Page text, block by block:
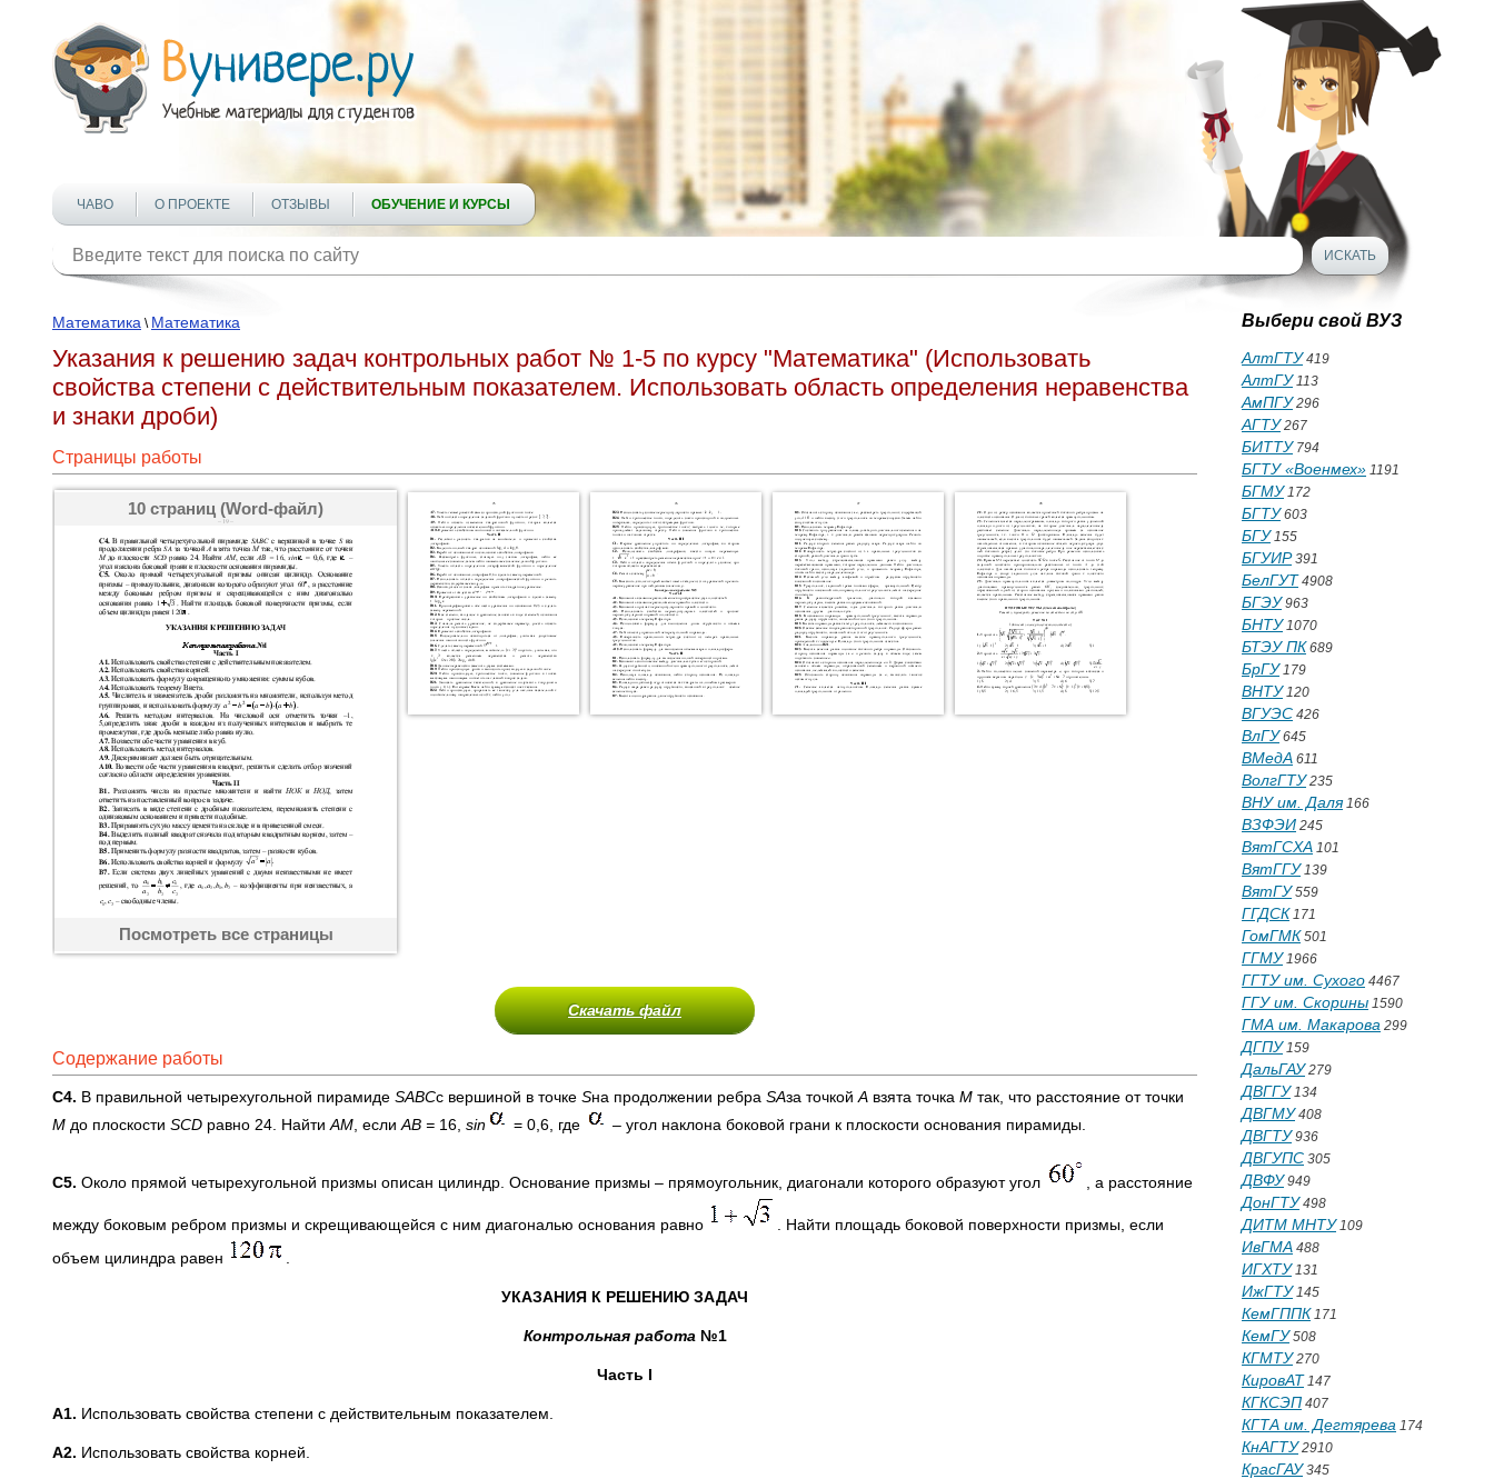
ЧАВО О ПРОЕКТЕ ОТЗЫВЫ ОБУЧЕНИЕ И КУРСЫ
Математика \ Математика
Указания к решению задач контрольных работ № 1-5 по курсу "Математика" (Использовать
свойства степени с действительным показателем. Использовать область определения неравенства
и знаки дроби)
Страницы работы
10 страниц (Word-файл)
Посмотреть все страницы
Скачать файл
Содержание работы
С4. В правильной четырехугольной пирамиде SABCс вершиной в точке Sна продолжении ребра SAза точкой А взята точка М так, что расстояние от точки
М до плоскости SCD равно 24. Найти АМ , если АВ = 16, sin = 0,6, где – угол наклона боковой грани к плоскости основания пирамиды.
С5. Около прямой четырехугольной призмы описан цилиндр. Основание призмы – прямоугольник, диагонали которого образуют угол , а расстояние
между боковым ребром призмы и скрещивающейся с ним диагональю основания равно
. Найти площадь боковой поверхности призмы, если
объем цилиндра равен
УКАЗАНИЯ К РЕШЕНИЮ ЗАДАЧ
Контрольная работа №1
Часть I
A1. Использовать свойства степени с действительным показателем.
A2. Использовать свойства корней.
Выбери свой ВУЗ
АлтГТУ419
АлтГУ113
АмПГУ296
АГТУ267
БИТТУ794
БГТУ «Военмех» 1191
БГМУ172
БГТУ603
БГУ155
БГУИР391
БелГУТ 4908
БГЭУ963
БНТУ1070
БТЭУ ПК 689
БрГУ179
ВНТУ120
ВГУЭС 426
ВлГУ645
ВМедА 611
ВолгГТУ235
ВНУ им. Даля166
ВЗФЭИ 245
ВятГСХА 101
ВятГГУ139
ВятГУ559
ГГДСК 171
ГомГМК 501
ГГМУ1966
ГГТУ им. Сухого 4467
ГГУ им. Скорины 1590
ГМА им. Макарова 299
ДГПУ159
ДальГАУ279
ДВГГУ134
ДВГМУ408
ДВГТУ936
ДВГУПС 305
ДВФУ949
ДонГТУ498
ДИТМ МНТУ109
ИвГМА 488
ИГХТУ131
ИжГТУ145
КемГППК 171
КемГУ508
КГМТУ270
КировАТ 147
КГКСЭП 407
КГТА им. Дегтярева 174
КнАГТУ2910
КрасГАУ345